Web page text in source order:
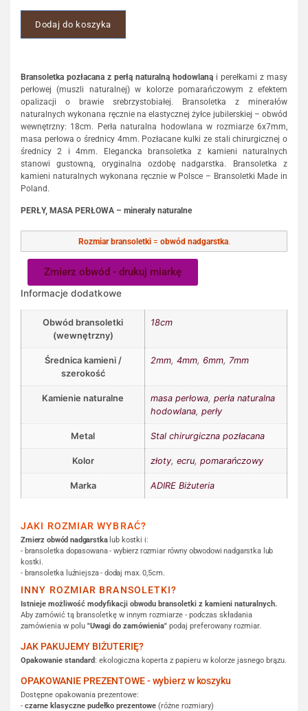
Dodaj do koszyka
Bransoletka pozłacana z perłą naturalną hodowlaną i perełkami z masy
perłowej (muszli naturalnej) w kolorze pomarańczowym z efektem
opalizacji o brawie srebrzystobiałej. Bransoletka z minerałów
naturalnych wykonana ręcznie na elastycznej żyłce jubilerskiej – obwód
wewnętrzny: 18cm. Perła naturalna hodowlana w rozmiarze 6x7mm,
masa perłowa o średnicy 4mm. Pozłacane kulki ze stali chirurgicznej o
średnicy 2 i 4mm. Elegancka bransoletka z kamieni naturalnych
stanowi gustowną, oryginalna ozdobę nadgarstka. Bransoletka z
kamieni naturalnych wykonana ręcznie w Polsce – Bransoletki Made in
Poland.
PERŁY, MASA PERŁOWA – minerały naturalne
Rozmiar bransoletki= obwód nadgarstka.
Zmierz obwód - drukuj miarkę
Informacje dodatkowe
Obwód bransoletki
(wewnętrzny)
18cm
Średnica kamieni /
szerokość
2mm, 4mm, 6mm, 7mm
Kamienie naturalne masa perłowa, perła naturalna
hodowlana, perły
Metal Stal chirurgiczna pozłacana
Kolor złoty, ecru, pomarańczowy
Marka ADIRE Biżuteria
JAKI ROZMIAR WYBRAĆ?
Zmierz obwód nadgarstkalub kostki i:
- bransoletka dopasowana - wybierz rozmiar równy obwodowi nadgarstka lub
kostki.
- bransoletka luźniejsza - dodaj max. 0,5cm.
INNY ROZMIAR BRANSOLETKI?
Istnieje możliwość modyfikacji obwodu bransoletki z kamieni naturalnych.
Aby zamówić tą bransoletkę w innym rozmiarze - podczas składania
zamówienia w polu "Uwagi do zamówienia" podaj preferowany rozmiar.
JAK PAKUJEMY BIŻUTERIĘ?
Opakowanie standard: ekologiczna koperta z papieru w kolorze jasnego brązu.
OPAKOWANIE PREZENTOWE - wybierz w koszyku
Dostępne opakowania prezentowe:
- czarne klasyczne pudełko prezentowe (różne rozmiary)